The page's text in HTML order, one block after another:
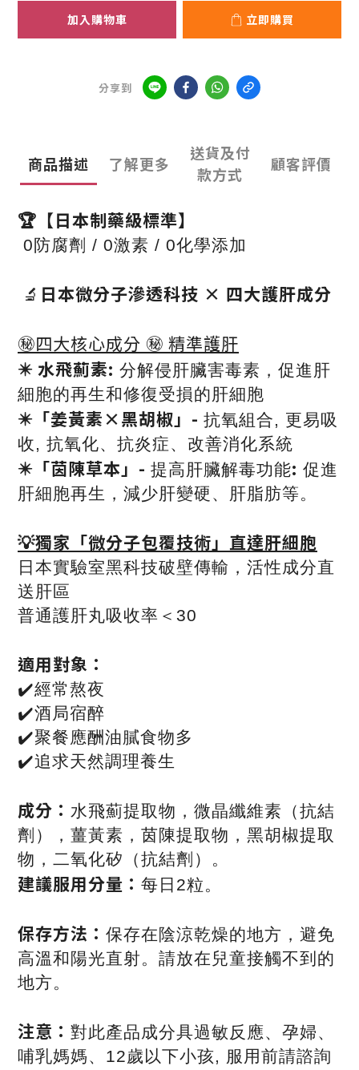
加入購物車 立即購買
分享到
商品描述 了解更多
送貨及付
款方式
顧客評價
🏆【日本制藥級標準】
0防腐劑 / 0激素 / 0化學添加
🔬 日本微分子滲透科技 × 四大護肝成分
㊙️四大核心成分 ㊙️ 精準護肝
✴️ 水飛薊素: 分解侵肝臟害毒素，促進肝
細胞的再生和修復受損的肝細胞
✴️「姜黃素×黑胡椒」- 抗氧組合, 更易吸
收, 抗氧化、抗炎症、改善消化系統
✴️「茵陳草本」- 提高肝臟解毒功能: 促進
肝細胞再生，減少肝變硬、肝脂肪等。
💡獨家「微分子包覆技術」直達肝細胞
日本實驗室黑科技破壁傳輸，活性成分直
送肝區
普通護肝丸吸收率＜30
適用對象：
✔️經常熬夜
✔️酒局宿醉
✔️聚餐應酬油膩食物多
✔️追求天然調理養生
成分： 水飛薊提取物，微晶纖維素（抗結
劑），薑黃素，茵陳提取物，黑胡椒提取
物，二氧化矽（抗結劑）。
建議服用分量： 每日2粒。
保存方法： 保存在陰涼乾燥的地方，避免
高溫和陽光直射。請放在兒童接觸不到的
地方。
注意： 對此產品成分具過敏反應、孕婦、
哺乳媽媽、12歲以下小孩, 服用前請諮詢